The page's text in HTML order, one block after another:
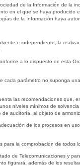
de la Información de la
en el que se haya
de la Información haya
e independiente, la
a lo dispuesto en esta
parámetro no suponga
las recomendaciones que,
niveles mínimos de
auditoría, al objeto de
de los procesos en
la comprobación de todos
de Telecomunicaciones y
figurará, además de los